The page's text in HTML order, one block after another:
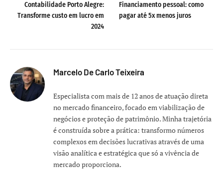
Contabilidade Porto Alegre:
Transforme custo em lucro em
2024
Financiamento pessoal: como
pagar até 5x menos juros
Marcelo De Carlo Teixeira
Especialista com mais de 12 anos de atuação direta
no mercado financeiro, focado em viabilização de
negócios e proteção de patrimônio. Minha trajetória
é construída sobre a prática: transformo números
complexos em decisões lucrativas através de uma
visão analítica e estratégica que só a vivência de
mercado proporciona.